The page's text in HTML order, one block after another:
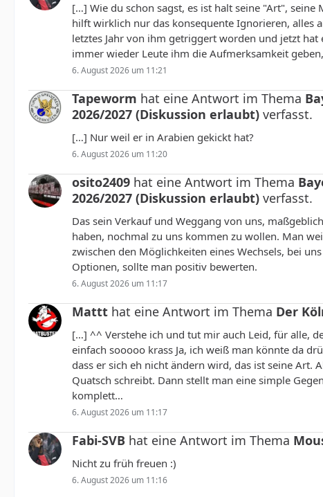
[…] Wie du schon sagst, es ist halt seine "Art",
hilft wirklich nur das konsequente Ignorieren, alles
letztes Jahr von ihm getriggert worden und jetzt
immer wieder Leute ihm die Aufmerksamkeit
6. August 2026 um 11:21
Tapeworm hat eine Antwort im Thema
2026/2027 (Diskussion erlaubt) verfasst.
[…] Nur weil er in Arabien gekickt hat?
6. August 2026 um 11:20
osito2409 hat eine Antwort im Thema
2026/2027 (Diskussion erlaubt) verfasst.
Das sein Verkauf und Weggang von uns,
haben, nochmal zu uns kommen zu wollen. Man
zwischen den Möglichkeiten eines Wechsels, bei
Optionen, sollte man positiv bewerten.
6. August 2026 um 11:17
Mattt hat eine Antwort im Thema Der
[…] ^^ Verstehe ich und tut mir auch Leid, für alle,
einfach sooooo krass Ja, ich weiß man könnte da
dass er sich eh nicht ändern wird, das ist seine Art.
Quatsch schreibt. Dann stellt man eine simple
komplett…
6. August 2026 um 11:17
Fabi-SVB hat eine Antwort im Thema
Nicht zu früh freuen :)
6. August 2026 um 11:16